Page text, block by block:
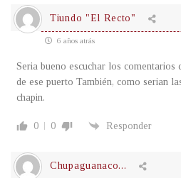
Tiundo "El Recto"
6 años atrás
Seria bueno escuchar los comentarios
de ese puerto También, como serian
chapin.
0 0 Responder
Chupaguanaco...